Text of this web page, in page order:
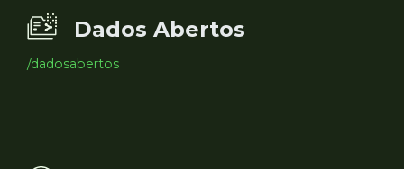
Dados Abertos
/dadosabertos